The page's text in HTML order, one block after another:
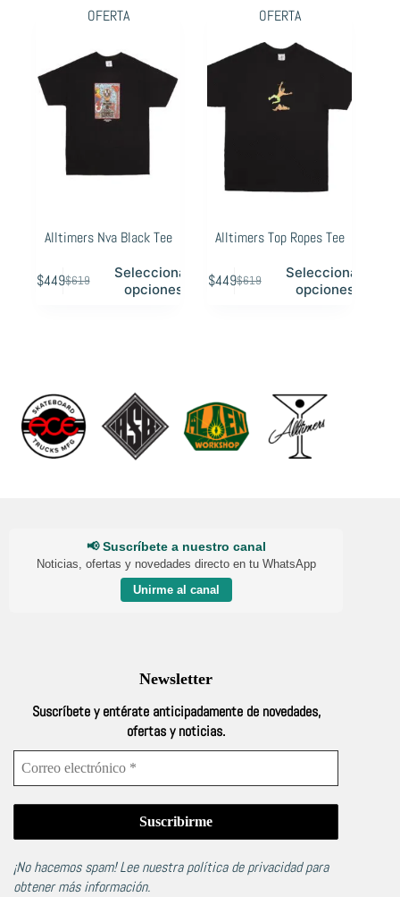
OFERTA
Alltimers Nva Black Tee
$619
Original
$449Current
Seleccionar
opciones
Este
producto
se
pueden
elegir
en
OFERTA
Alltimers Top Ropes Tee
$619
Original
$449Current
Seleccionar
opciones
Este
producto
se
pueden
elegir
en
📢 Suscríbete a nuestro canal
Noticias, ofertas y novedades directo en tu WhatsApp
Unirme al canal
Newsletter
Suscríbete y entérate anticipadamente de novedades,
ofertas y noticias.
¡No hacemos spam! Lee nuestrapolítica de privacidadpara
obtener más información.